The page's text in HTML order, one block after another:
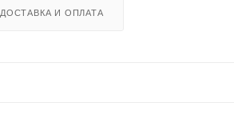
ДОСТАВКА И ОПЛАТА